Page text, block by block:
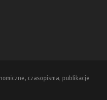
czasopisma, publikacje